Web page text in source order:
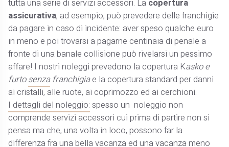
tutta una serie di servizi accessori. La copertura
assicurativa, ad esempio, può prevedere delle franchigie
da pagare in caso di incidente: aver speso qualche euro
in meno e poi trovarsi a pagarne centinaia di penale a
fronte di una banale collisione può rivelarsi un pessimo
affare! I nostri noleggi prevedono la copertura Kasko e
furtosenzafranchigiae la copertura standard per danni
ai cristalli, alle ruote, ai coprimozzo ed ai cerchioni.
I dettagli del noleggio: spesso un noleggio non
comprende servizi accessori cui prima di partire non si
pensa ma che, una volta in loco, possono far la
differenza fra una bella vacanza ed una vacanza meno